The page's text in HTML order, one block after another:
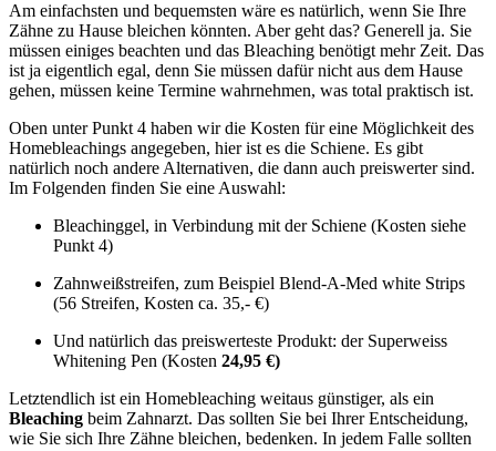
Am einfachsten und bequemsten wäre es natürlich, wenn Sie Ihre
Zähne zu Hause bleichen könnten. Aber geht das? Generell ja. Sie
müssen einiges beachten und das Bleaching benötigt mehr Zeit. Das
ist ja eigentlich egal, denn Sie müssen dafür nicht aus dem Hause
gehen, müssen keine Termine wahrnehmen, was total praktisch ist.
Oben unter Punkt 4 haben wir die Kosten für eine Möglichkeit des
Homebleachings angegeben, hier ist es die Schiene. Es gibt
natürlich noch andere Alternativen, die dann auch preiswerter sind.
Im Folgenden finden Sie eine Auswahl:
Bleachinggel, in Verbindung mit der Schiene (Kosten siehe
Punkt 4)
Zahnweißstreifen, zum Beispiel Blend-A-Med white Strips
(56 Streifen, Kosten ca. 35,- €)
Und natürlich das preiswerteste Produkt: der Superweiss
Whitening Pen (Kosten 24,95 €)
Letztendlich ist ein Homebleaching weitaus günstiger, als ein
Bleaching beim Zahnarzt. Das sollten Sie bei Ihrer Entscheidung,
wie Sie sich Ihre Zähne bleichen, bedenken. In jedem Falle sollten